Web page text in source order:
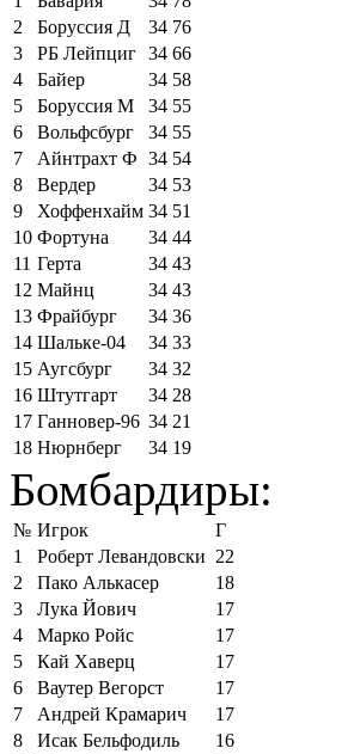
2
Боруссия Д 34 76
3
РБ Лейпциг 34 66
4
Байер 34 58
5
Боруссия М 34 55
6
Вольфсбург 34 55
7
Айнтрахт Ф 34 54
8
Вердер 34 53
9
Хоффенхайм 34 51
10 Фортуна 34 44
11 Герта 34 43
12 Майнц 34 43
13 Фрайбург 34 36
14 Шальке-04 34 33
15 Аугсбург 34 32
16 Штутгарт 34 28
17 Ганновер-96 34 21
18 Нюрнберг 34 19
Бомбардиры:
№ Игрок
Г
1
Роберт Левандовски 22
2
Пако Алькасер
18
3
Лука Йович
17
4
Марко Ройс
17
5
Кай Хаверц
17
6
Ваутер Вегорст
17
7
Андрей Крамарич
17
8
Исак Бельфодиль
16